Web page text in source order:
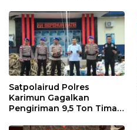
Satpolairud Polres
Karimun Gagalkan
Pengiriman 9,5 Ton Timah